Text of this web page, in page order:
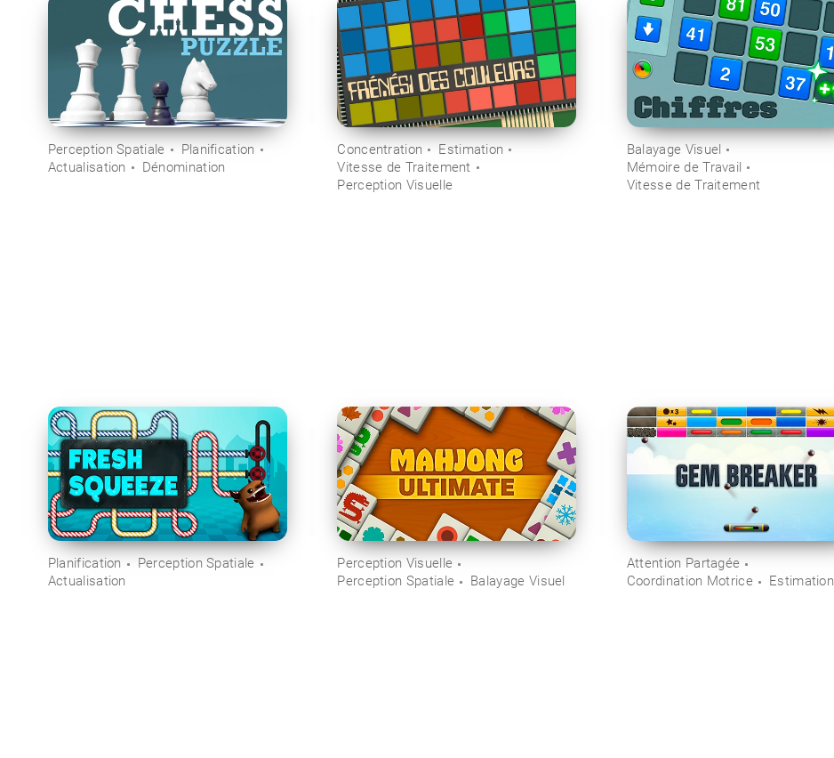
Perception Spatiale
Planification
Actualisation
Dénomination
Concentration
Estimation
Vitesse de Traitement
Perception Visuelle
Balayage Visuel
Mémoire de Travail
Vitesse de Traitement
Planification
Perception Spatiale
Actualisation
Perception Visuelle
Perception Spatiale
Balayage Visuel
Attention Partagée
Coordination Motrice
Estimation